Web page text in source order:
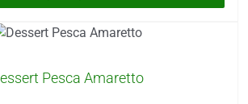
Pesca Amaretto